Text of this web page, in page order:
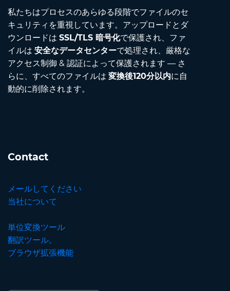
私たちはプロセスのあらゆる段階でファイルのセ
キュリティを重視しています。アップロードとダ
ウンロードは SSL/TLS 暗号化で保護され、ファ
イルは 安全なデータセンターで処理され、厳格な
アクセス制御 & 認証によって保護されます — さ
らに、すべてのファイルは 変換後120分以内に自
動的に削除されます。
Contact
メールしてください
当社について
単位変換ツール
翻訳ツール。
ブラウザ拡張機能